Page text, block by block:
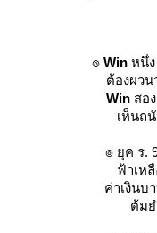
๏Winหนึ่ง
ต้องผวน
Win สอ
เห็นถ
๏ ยุค ร.
ฟ้าเห
ค่าเงินบ
ต้ม